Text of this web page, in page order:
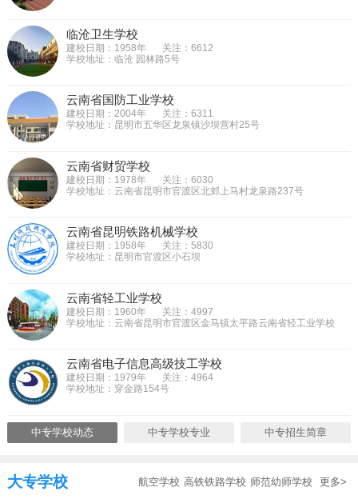
临沧卫生学校
建校日期：1958年
关注：6612
学校地址：临沧 园林路5号
云南省国防工业学校
建校日期：2004年
关注：6311
学校地址：昆明市五华区龙泉镇沙坝营村25号
云南省财贸学校
建校日期：1978年
关注：6030
学校地址：云南省昆明市官渡区北郊上马村龙泉路237号
云南省昆明铁路机械学校
建校日期：1958年
关注：5830
学校地址：昆明市官渡区小石坝
云南省轻工业学校
建校日期：1960年
关注：4997
学校地址：云南省昆明市官渡区金马镇太平路云南省轻工业学校
云南省电子信息高级技工学校
建校日期：1979年
关注：4964
学校地址：穿金路154号
中专学校动态 中专学校专业 中专招生简章
大专学校 航空学校 高铁铁路学校 师范幼师学校 更多>